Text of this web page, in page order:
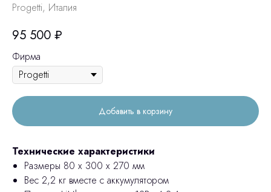
Progetti, Италия
95 500 ₽
Фирма
Добавить в корзину
Технические характеристики
Размеры 80 х 300 х 270 мм
Вес 2,2 кг вместе с аккумулятором